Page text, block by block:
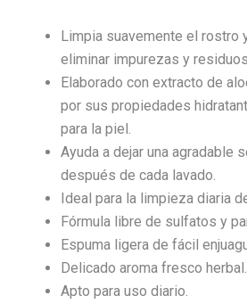
Limpia suavemente el rostro
eliminar impurezas y
Elaborado con extracto de
por sus propiedades
para la piel.
Ayuda a dejar una agradable
después de cada lavado.
Ideal para la limpieza diaria
Fórmula libre de sulfatos y
Espuma ligera de fácil
Delicado aroma fresco herbal.
Apto para uso diario.